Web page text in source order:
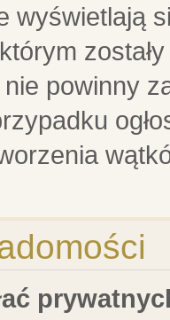
wyświetlają
powinny